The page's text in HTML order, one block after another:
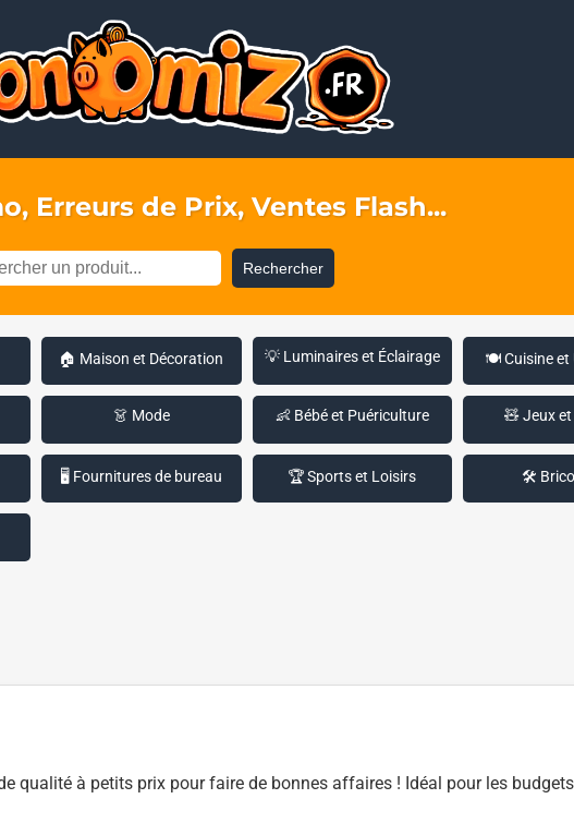
Erreurs de Prix, Ventes Flash...
Rechercher
🏠 Maison et Décoration 💡 Luminaires et Éclairage 🍽️ Cuisine et
👗 Mode 👶 Bébé et Puériculture 🧸 Jeux
🖥️ Fournitures de bureau 🏆 Sports et Loisirs 🛠️
qualité à petits prix pour faire de bonnes affaires ! Idéal pour les